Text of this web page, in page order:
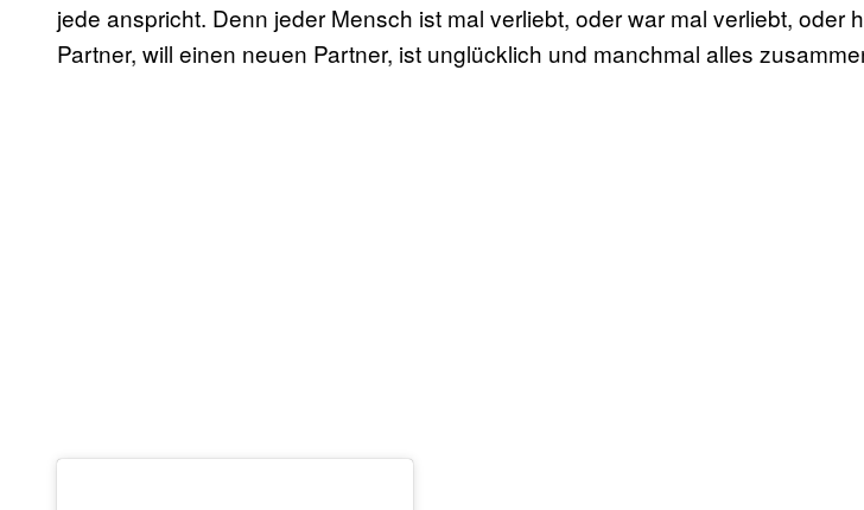
jede anspricht. Denn jeder Mensch ist mal verliebt, oder war mal verliebt, oder
Partner, will einen neuen Partner, ist unglücklich und manchmal alles